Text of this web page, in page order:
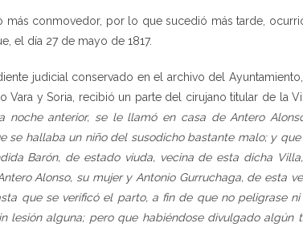
más conmovedor, por lo que sucedió más tarde,
el día 27 de mayo de 1817.
judicial conservado en el archivo del
Vara y Soria, recibió un parte del cirujano titular de la
noche anterior, se le llamó en casa de Antero
se hallaba un niño del susodicho bastante malo; y
Barón, de estado viuda, vecina de esta dicha
Alonso, su mujer y Antonio Gurruchaga, de esta
que se verificó el parto, a fin de que no peligrase
lesión alguna; pero que habiéndose divulgado